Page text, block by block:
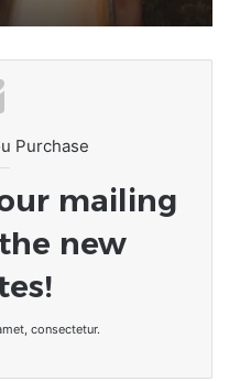
Purchase
mailing
new
consectetur.